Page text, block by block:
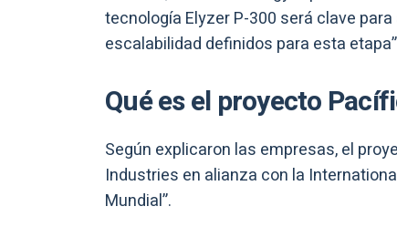
tecnología Elyzer P-300 será clave
escalabilidad definidos para esta
Qué es el proyecto
Según explicaron las empresas, el
Industries en alianza con la
Mundial”.